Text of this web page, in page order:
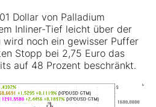
Dollar von Palladium
Inliner-Tief leicht über der
wird noch ein gewisser Puffer
Stopp bei 2,75 Euro das
auf 48 Prozent beschränkt.